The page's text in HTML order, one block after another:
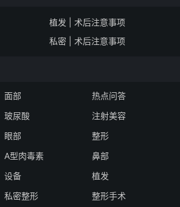
植发 | 术后注意事项
私密 | 术后注意事项
面部
热点问答
玻尿酸
注射美容
眼部
整形
A型肉毒素
鼻部
设备
植发
私密整形
整形手术